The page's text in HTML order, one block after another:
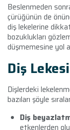
Beslenmeden
çürüğünün de
diş lekelerine
bozuklukları
düşmemesine yol
Diş
Dişlerdeki
bazıları şöyle
Diş
etkenlerden